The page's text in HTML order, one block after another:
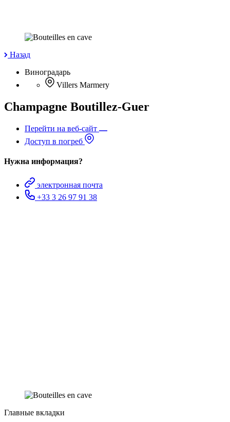
Назад
Виноградарь
Villers Marmery
Champagne Boutillez-Guer
Перейти на веб-сайт
Доступ в погреб
Нужна информация?
электронная почта
+33 3 26 97 91 38
Главные вкладки